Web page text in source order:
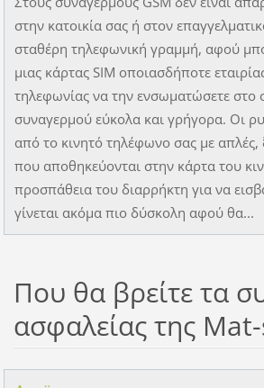
στην κατοικία σας ή στον
σταθέρη τηλεφωνική γραμμή, αφού
μιας κάρτας SIM οποιασδήποτε
τηλεφωνίας να την ενσωματώσετε στο
συναγερμού εύκολα και γρήγορα. Οι
από το κινητό τηλέφωνο σας με απλές,
που αποθηκεύονται στην κάρτα του
προσπάθεια του διαρρήκτη για να
γίνεται ακόμα πιο δύσκολη αφού θα...
Που θα βρείτε τα
ασφαλείας της